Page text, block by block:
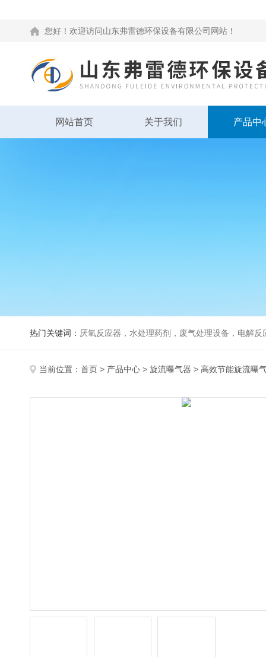
您好！欢迎访问山东弗雷德环保设备有限公司网站！
网站首页 关于我们 产品中
热门关键词： 厌氧反应器，水处理药剂，废气处理设备，电解
当前位置： 首页 > 产品中心 > 旋流曝气器 > 高效节能旋流曝